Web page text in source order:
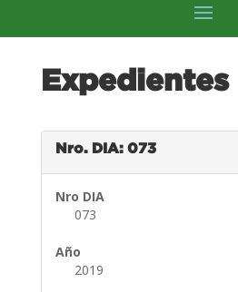
Expedientes
Nro. DIA: 073
Nro DIA
073
Año
2019